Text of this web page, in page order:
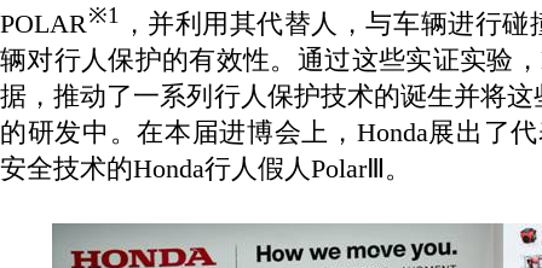
POLAR※1
，并利用其代替人，与车辆进行
辆对行人保护的有效性。通过这些实证实验，
据，推动了一系列行人保护技术的诞生并将
的研发中。在本届进博会上， Honda展出了
安全技术的Honda行人假人PolarⅢ。